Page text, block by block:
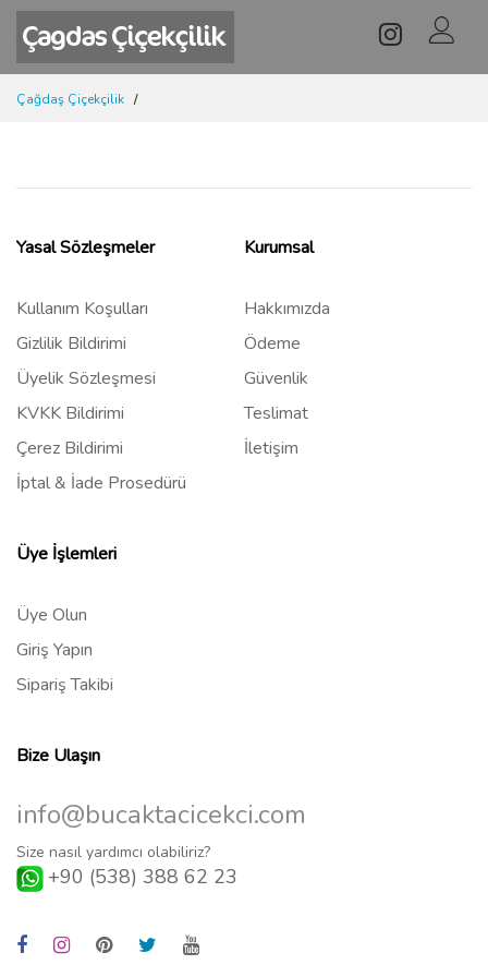
Çağdaş Çiçekçilik
Yasal Sözleşmeler
Kullanım Koşulları
Gizlilik Bildirimi
Üyelik Sözleşmesi
KVKK Bildirimi
Çerez Bildirimi
İptal & İade Prosedürü
Kurumsal
Hakkımızda
Ödeme
Güvenlik
Teslimat
İletişim
Üye İşlemleri
Üye Olun
Giriş Yapın
Sipariş Takibi
Bize Ulaşın
info@bucaktacicekci.com
Size nasıl yardımcı olabiliriz?
+90 (538) 388 62 23